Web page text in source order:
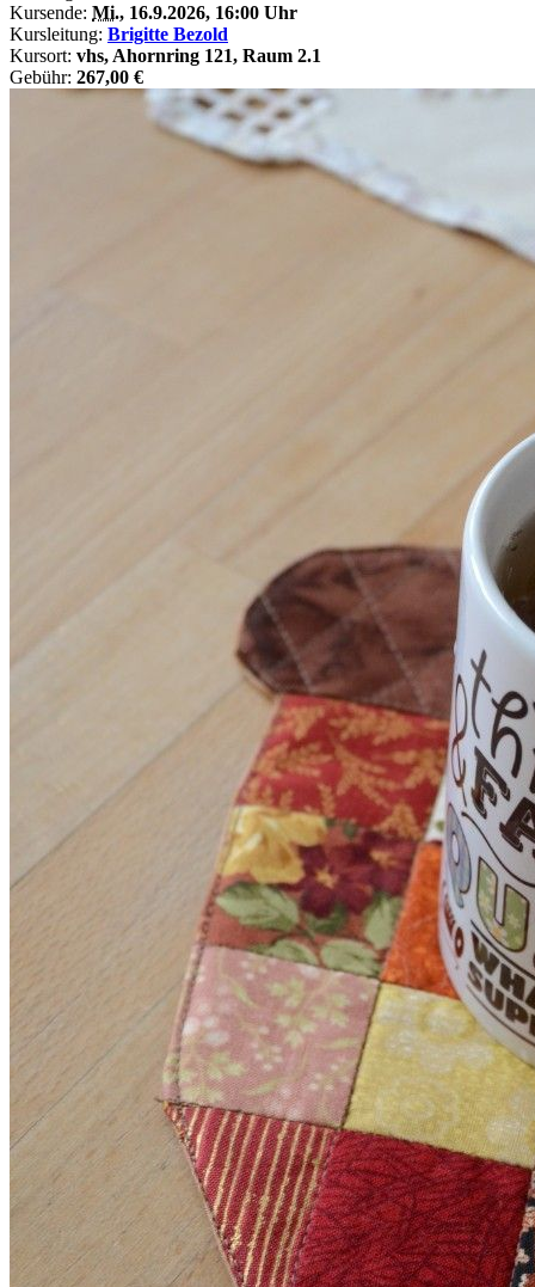
Kursende: Mi., 16.9.2026, 16:00 Uhr
Kursleitung: Brigitte Bezold
Kursort: vhs, Ahornring 121, Raum 2.1
Gebühr: 267,00 €